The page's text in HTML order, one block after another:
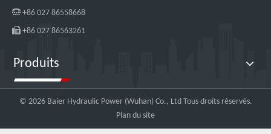
 +86 027 86558668
 +86 027 86563261
Produits
© 2026Baier Hydraulic Power (Wuhan) Co., Ltd Tous droits réservés.
Plan du site